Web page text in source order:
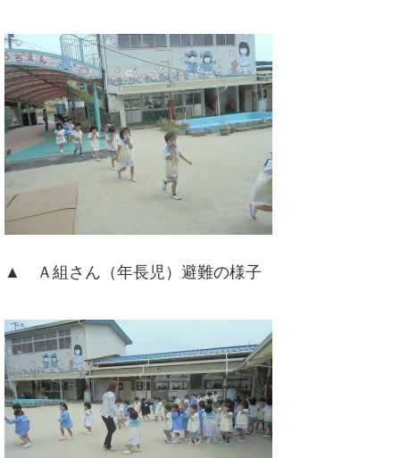
▲ Ａ組さん（年長児）避難の様子